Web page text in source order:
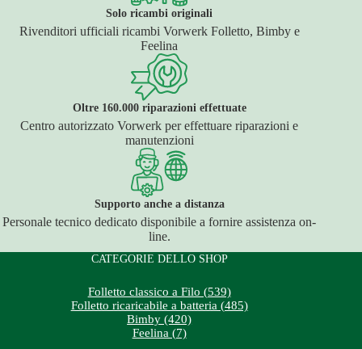
Solo ricambi originali
Rivenditori ufficiali ricambi Vorwerk Folletto, Bimby e
Feelina
Oltre 160.000 riparazioni effettuate
Centro autorizzato Vorwerk per effettuare riparazioni e
manutenzioni
Supporto anche a distanza
Personale tecnico dedicato disponibile a fornire assistenza on-
line.
CATEGORIE DELLO SHOP
Folletto classico a Filo (539)
Folletto ricaricabile a batteria (485)
Bimby (420)
Feelina (7)